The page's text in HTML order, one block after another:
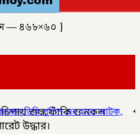
— ৪৬৮×৬০ ]
পুলিশ এর হাতে আটক,✦কালীগঞ্জ
শুল্ক ফাঁকি ও নকল
উদ্ধার।